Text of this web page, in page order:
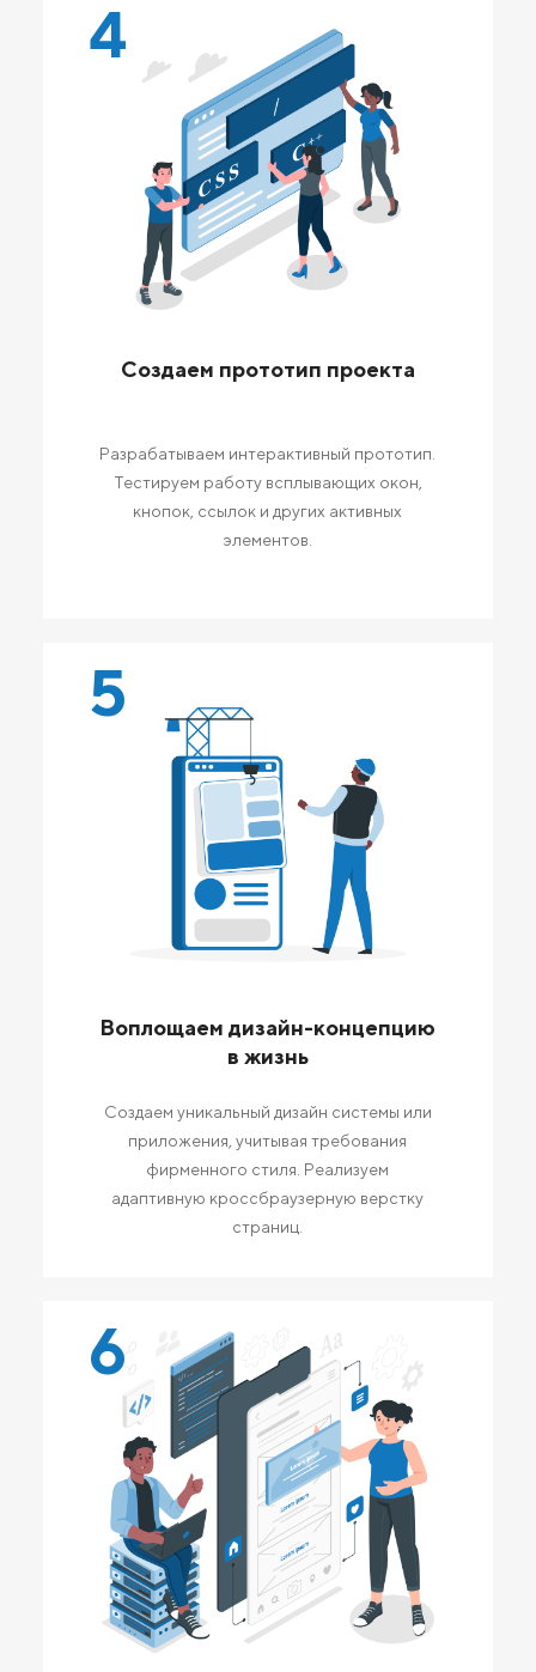
4
Создаем прототип проекта
Разрабатываем интерактивный прототип.
Тестируем работу всплывающих окон,
кнопок, ссылок и других активных
элементов.
5
Воплощаем дизайн-концепцию
в жизнь
Создаем уникальный дизайн системы или
приложения, учитывая требования
фирменного стиля. Реализуем
адаптивную кроссбраузерную верстку
страниц.
6